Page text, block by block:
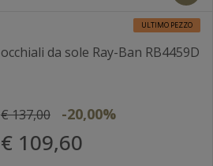
ULTIMO PEZZO
occhiali da sole Ray-Ban RB4459D
€ 137,00 -20,00%
€ 109,60